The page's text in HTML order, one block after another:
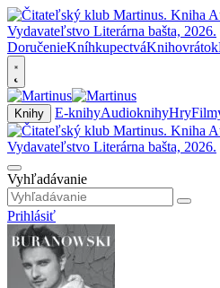
DoručenieKníhkupectváKnihovrátok
Knihy E-knihyAudioknihyHry
Vyhľadávanie
Prihlásiť